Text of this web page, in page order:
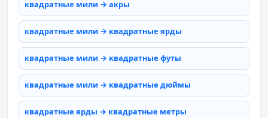
квадратные мили → акры
квадратные мили → квадратные ярды
квадратные мили → квадратные футы
квадратные мили → квадратные дюймы
квадратные ярды → квадратные метры